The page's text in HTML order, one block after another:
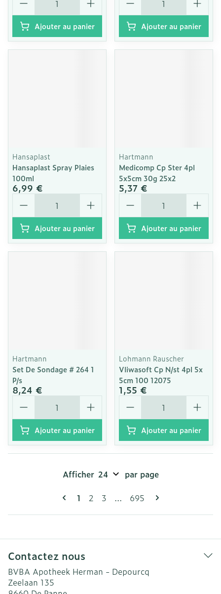
Ajouter au panier Ajouter au panier
Hansaplast
Hansaplast Spray Plaies
100ml
6,99 €
Quantité
Ajouter au panier
Hartmann
Medicomp Cp Ster 4pl
5x5cm 30g 25x2
5,37 €
Quantité
Ajouter au panier
Hartmann
Set De Sondage # 264 1
P/s
8,24 €
Quantité
Ajouter au panier
Lohmann Rauscher
Vliwasoft Cp N/st 4pl 5x
5cm 100 12075
1,55 €
Quantité
Ajouter au panier
Pages
Vous lisez actuellement la page
1 Page
2 Page
3 ... Page
695
Afficher par page
Contactez nous
BVBA Apotheek Herman - Depourcq
Zeelaan 135